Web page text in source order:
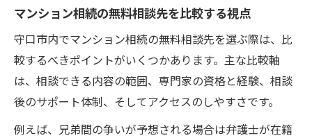
マンション相続の無料相談先を比較する視点
守口市内でマンション相続の無料相談先を選ぶ際は、比
較するべきポイントがいくつかあります。主な比較軸
は、相談できる内容の範囲、専門家の資格と経験、相談
後のサポート体制、そしてアクセスのしやすさです。
例えば、兄弟間の争いが予想される場合は弁護士が在籍